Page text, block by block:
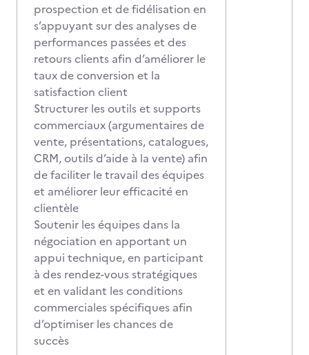
prospection et de fidélisation en
s’appuyant sur des analyses de
performances passées et des
retours clients afin d’améliorer le
taux de conversion et la
satisfaction client
Structurer les outils et supports
commerciaux (argumentaires de
vente, présentations, catalogues,
CRM, outils d’aide à la vente) afin
de faciliter le travail des équipes
et améliorer leur efficacité en
clientèle
Soutenir les équipes dans la
négociation en apportant un
appui technique, en participant
à des rendez-vous stratégiques
et en validant les conditions
commerciales spécifiques afin
d’optimiser les chances de
succès